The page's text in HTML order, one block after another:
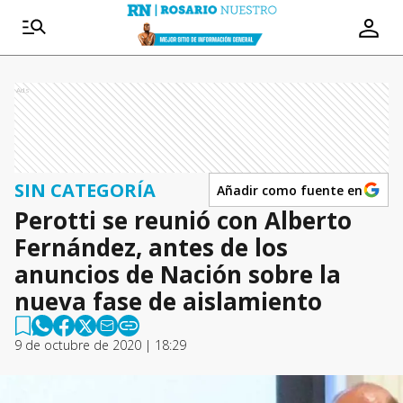
Ads
SIN CATEGORÍA Añadir como fuente en
Perotti se reunió con Alberto
Fernández, antes de los
anuncios de Nación sobre la
nueva fase de aislamiento
9 de octubre de 2020 | 18:29